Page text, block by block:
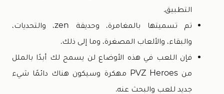
التطبيق.
تم تسميتها بالمغامرة، وحديقة zen، والتحديات،
والبقاء، والألعاب المصغرة، وما إلى ذلك.
فإن اللعب في هذه الأوضاع لن يسمح لك أبدًا بالملل
من PVZ Heroes مهكرة وسيكون هناك دائمًا شيء
جديد للعب والبحث عنه.